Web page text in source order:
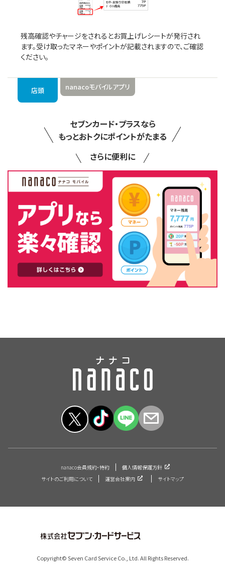
残高確認やチャージをされるとお買上げレシートが発行され
ます。受け取ったマネーやポイントが記載されますので、ご確認
ください。
店頭 nanacoモバイルアプリ
セブンカード・プラスなら
もっとおトクにポイントがたまる
さらに便利に
nanaco会員規約・特約
個人情報保護方針
サイトのご利用について
運営会社案内 サイトマップ
Copyright© Seven Card Service Co., Ltd. All Rights Reserved.